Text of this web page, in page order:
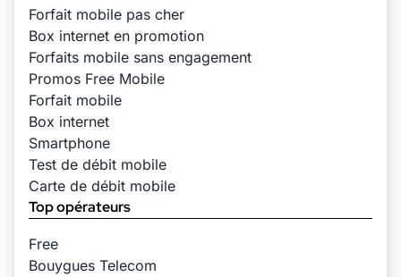
Forfait mobile pas cher
Box internet en promotion
Forfaits mobile sans engagement
Promos Free Mobile
Forfait mobile
Box internet
Smartphone
Test de débit mobile
Carte de débit mobile
Top opérateurs
Free
Bouygues Telecom